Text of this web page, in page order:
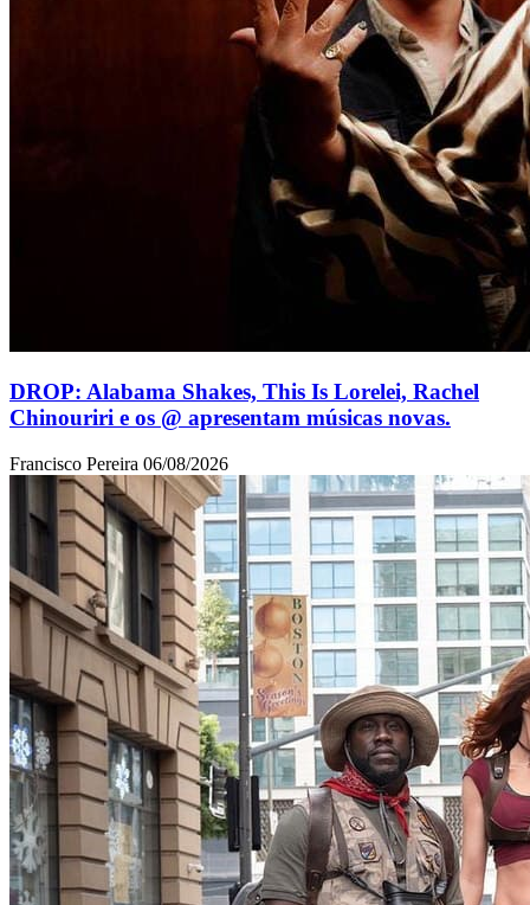
DROP: Alabama Shakes, This Is Lorelei, Rachel
Chinouriri e os @ apresentam músicas novas.
Francisco Pereira 06/08/2026